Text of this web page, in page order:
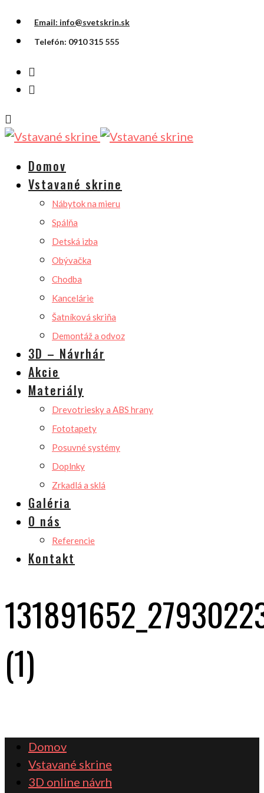
Email: info@svetskrin.sk
Telefón: 0910 315 555
Domov
Vstavané skrine
Nábytok na mieru
Spálňa
Detská izba
Obývačka
Chodba
Kancelárie
Šatníková skriňa
Demontáž a odvoz
3D – Návrhár
Akcie
Materiály
Drevotriesky a ABS hrany
Fototapety
Posuvné systémy
Doplnky
Zrkadlá a sklá
Galéria
O nás
Referencie
Kontakt
(1)
Domov
Vstavané skrine
3D online návrh